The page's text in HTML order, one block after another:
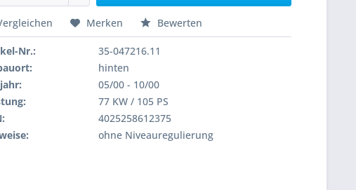
Merken Bewerten
Nr.:
35-047216.11
hinten
05/00 - 10/00
77 KW / 105 PS
4025258612375
ohne Niveauregulierung